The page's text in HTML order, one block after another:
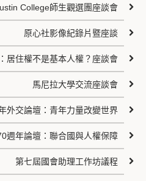
College師生觀選團座談會
原心社影像紀錄片暨座談
居住權不是基本人權？座談會
馬尼拉大學交流座談會
外交論壇：青年力量改變世界
週年論壇：聯合國與人權保障
第七屆國會助理工作坊議程